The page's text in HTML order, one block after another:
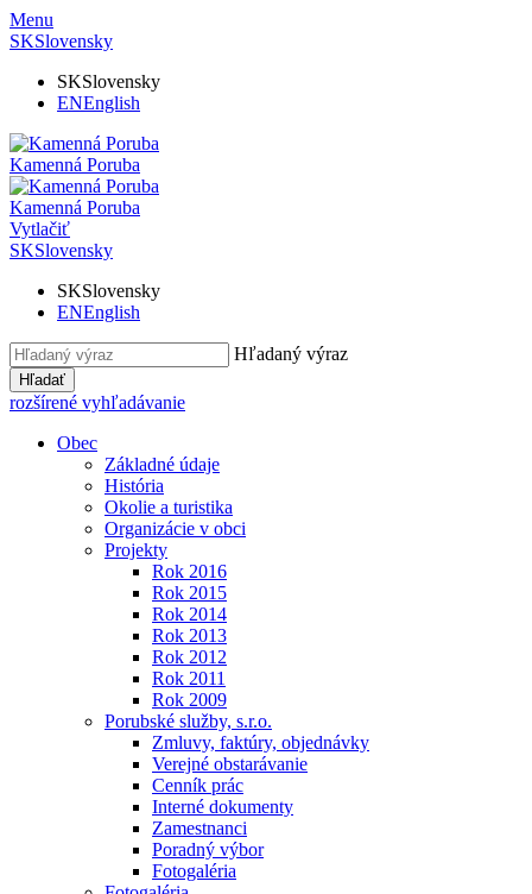
Menu
SKSlovensky
SKSlovensky
ENEnglish
Kamenná Poruba
Kamenná Poruba
Vytlačiť
SKSlovensky
SKSlovensky
ENEnglish
Hľadaný výraz
Hľadať
rozšírené vyhľadávanie
Obec
Základné údaje
História
Okolie a turistika
Organizácie v obci
Projekty
Rok 2016
Rok 2015
Rok 2014
Rok 2013
Rok 2012
Rok 2011
Rok 2009
Porubské služby, s.r.o.
Zmluvy, faktúry, objednávky
Verejné obstarávanie
Cenník prác
Interné dokumenty
Zamestnanci
Poradný výbor
Fotogaléria